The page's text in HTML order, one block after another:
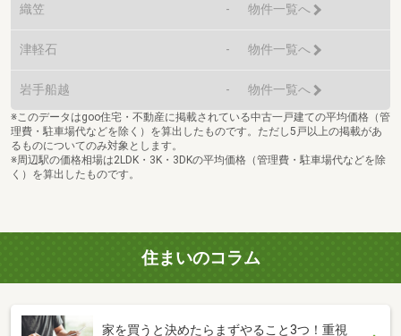
織笠 - 物件一覧へ
津軽石 - 物件一覧へ
岩手船越 - 物件一覧へ
※このデータはgoo住宅・不動産に掲載されている中古一戸建ての平均価格（管
理費・駐車場代などを除く）を算出したものです。ただし5戸以上の掲載があ
るものについてのみ対象とします。
※周辺駅の価格相場は2LDK・3K・3DKの平均価格（管理費・駐車場代などを除
く）を算出したものです。
住まいのコラム
家を買うと決めたらまずやること3つ！重視